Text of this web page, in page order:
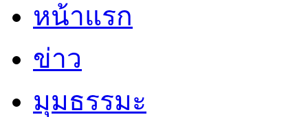
หน้าแรก
ข่าว
มุมธรรมะ